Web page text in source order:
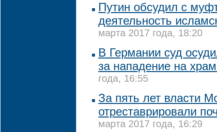
Путин обсудил с
деятельность
марта 2017 года, 18:20
В Германии суд
за нападение на
года, 16:55
За пять лет власти
отреставрировали
марта 2017 года, 16:29